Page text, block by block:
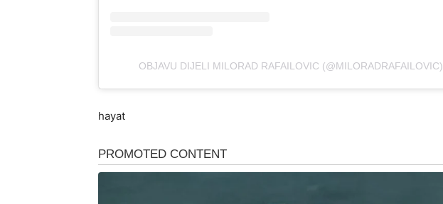
OBJAVU DIJELI MILORAD RAFAILOVIC (@MILORADRAFAILOVIC)
hayat